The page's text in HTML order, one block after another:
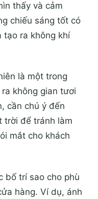
thấy và cảm
chiếu sáng tốt có
tạo ra không khí
là một trong
không gian tươi
cần chú ý đến
trời để tránh làm
mắt cho khách
bố trí sao cho phù
hàng. Ví dụ, ánh